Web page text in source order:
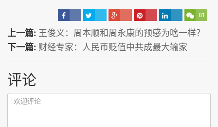
81
上一篇: 王俊义：周本顺和周永康的预感为啥一样？
下一篇: 财经专家：人民币贬值中共成最大输家
评论